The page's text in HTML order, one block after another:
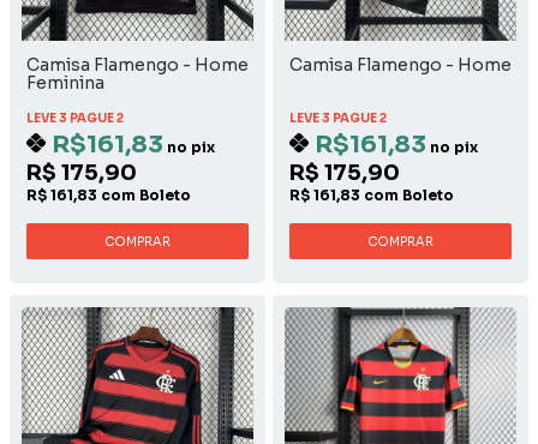
Camisa Flamengo - Home
Feminina
LEVE 3 PAGUE 2
R$161,83 no pix
R$ 175,90
R$ 161,83 com Boleto
COMPRAR
Camisa Flamengo - Home
LEVE 3 PAGUE 2
R$161,83 no pix
R$ 175,90
R$ 161,83 com Boleto
COMPRAR